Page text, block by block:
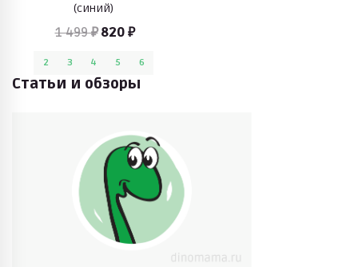
(синий)
1 499 ₽ 820 ₽
2 3 4 5 6
Статьи и обзоры